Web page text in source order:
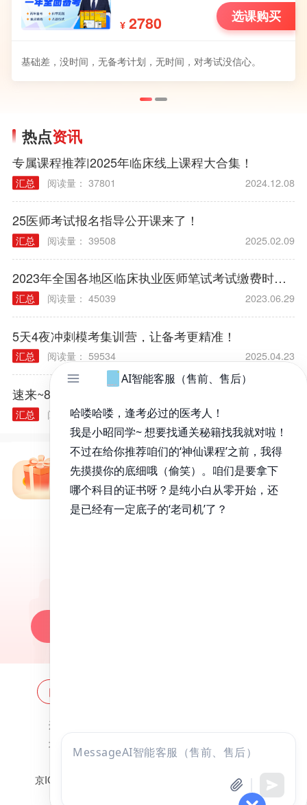
¥ 2780 选课购买
基础差，没时间，无备考计划，无时间，对考试没信心。
热点资讯
专属课程推荐|2025年临床线上课程大合集！
汇总 阅读量： 37801 2024.12.08
25医师考试报名指导公开课来了！
汇总 阅读量： 39508 2025.02.09
2023年全国各地区临床执业医师笔试考试缴费时间及方式汇总
汇总 阅读量： 45039 2023.06.29
5天4夜冲刺模考集训营，让备考更精准！
汇总 阅读量： 59534 2025.04.23
速来~8天7夜考点串讲营！做昭师亲传弟子！！！
汇总 阅读量： 19451
免费备考资料包
网站地图
违法和不良信息举报邮箱：
北京市西城区宣武门东河沿街69号正弘大厦208室
北京昭天下教育科技有限公司 版权所有
京ICP备18051095号-1
京公网安备 11010202009207号
点击
全部考试 免费试听